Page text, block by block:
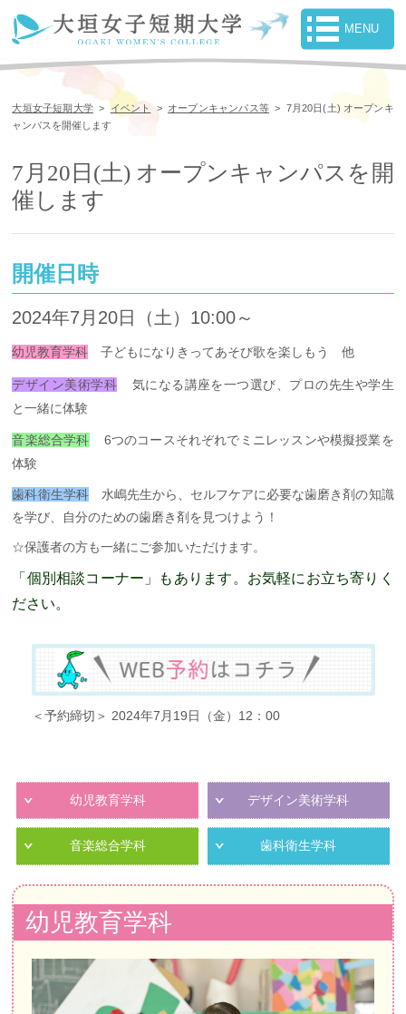
大垣女子短期大学> イベント > オープンキャンパス等> 7月20日(土) オープンキ
ャンパスを開催します
7月20日(土) オープンキャンパスを開
催します
開催日時
2024年7月20日（土）10:00～
幼児教育学科 子どもになりきってあそび歌を楽しもう 他
デザイン美術学科
気になる講座を一つ選び、プロの先生や学生
と一緒に体験
音楽総合学科
6つのコースそれぞれでミニレッスンや模擬授業を
体験
歯科衛生学科水嶋先生から、セルフケアに必要な歯磨き剤の知識
を学び、自分のための歯磨き剤を見つけよう！
☆保護者の方も一緒にご参加いただけます。
「個別相談コーナー」もあります。 お気軽にお立ち寄りく
ださい。
＜予約締切＞ 2024年7月19日（金）12：00
幼児教育学科 デザイン美術学科
音楽総合学科 歯科衛生学科
幼児教育学科